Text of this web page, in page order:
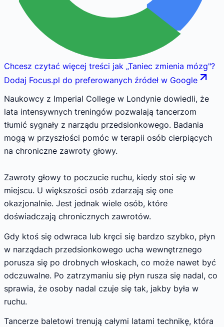
Chcesz czytać więcej treści jak „Taniec zmienia mózg"?
Dodaj Focus.pl do preferowanych źródeł w Google
Naukowcy z Imperial College w Londynie dowiedli, że
lata intensywnych treningów pozwalają tancerzom
tłumić sygnały z narządu przedsionkowego. Badania
mogą w przyszłości pomóc w terapii osób cierpiących
na chroniczne zawroty głowy.
Zawroty głowy to poczucie ruchu, kiedy stoi się w
miejscu. U większości osób zdarzają się one
okazjonalnie. Jest jednak wiele osób, które
doświadczają chronicznych zawrotów.
Gdy ktoś się odwraca lub kręci się bardzo szybko, płyn
w narządach przedsionkowego ucha wewnętrznego
porusza się po drobnych włoskach, co może nawet być
odczuwalne. Po zatrzymaniu się płyn rusza się nadal, co
sprawia, że osoby nadal czuje się tak, jakby była w
ruchu.
Tancerze baletowi trenują całymi latami technikę, która